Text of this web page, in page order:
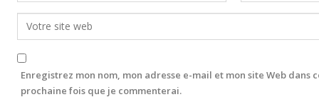
Enregistrez mon nom, mon adresse e-mail et mon site Web dans
prochaine fois que je commenterai.